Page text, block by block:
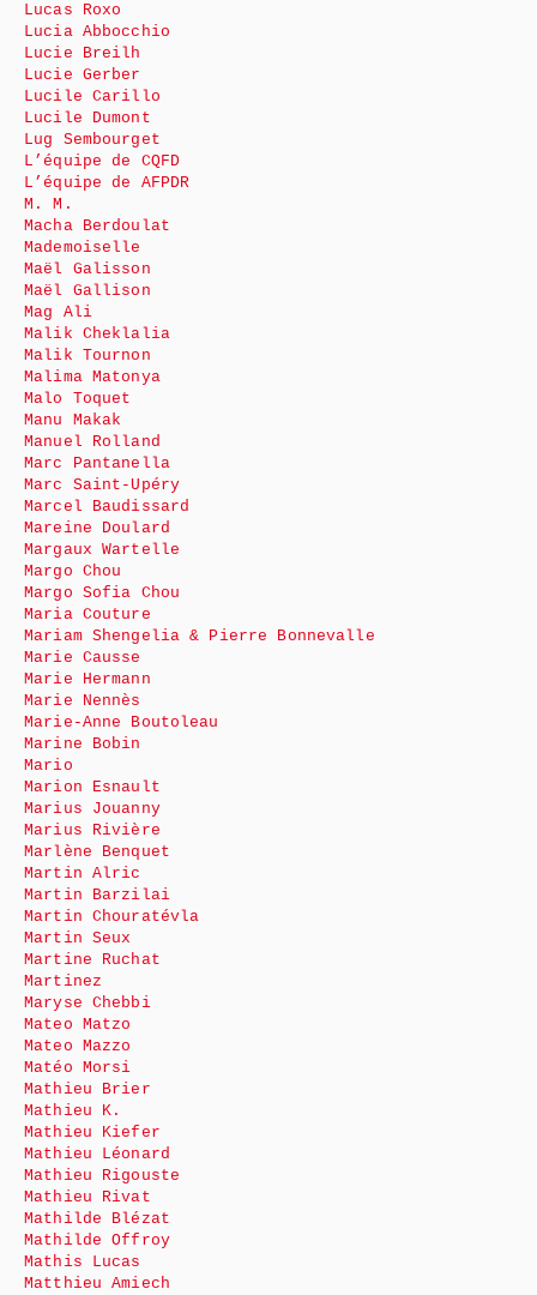
Lucas Roxo
Lucia Abbocchio
Lucie Breilh
Lucie Gerber
Lucile Carillo
Lucile Dumont
Lug Sembourget
L’équipe de CQFD
L’équipe de AFPDR
M. M.
Macha Berdoulat
Mademoiselle
Maël Galisson
Maël Gallison
Mag Ali
Malik Cheklalia
Malik Tournon
Malima Matonya
Malo Toquet
Manu Makak
Manuel Rolland
Marc Pantanella
Marc Saint-Upéry
Marcel Baudissard
Mareine Doulard
Margaux Wartelle
Margo Chou
Margo Sofia Chou
Maria Couture
Mariam Shengelia & Pierre Bonnevalle
Marie Causse
Marie Hermann
Marie Nennès
Marie-Anne Boutoleau
Marine Bobin
Mario
Marion Esnault
Marius Jouanny
Marius Rivière
Marlène Benquet
Martin Alric
Martin Barzilai
Martin Chouratévla
Martin Seux
Martine Ruchat
Martinez
Maryse Chebbi
Mateo Matzo
Mateo Mazzo
Matéo Morsi
Mathieu Brier
Mathieu K.
Mathieu Kiefer
Mathieu Léonard
Mathieu Rigouste
Mathieu Rivat
Mathilde Blézat
Mathilde Offroy
Mathis Lucas
Matthieu Amiech